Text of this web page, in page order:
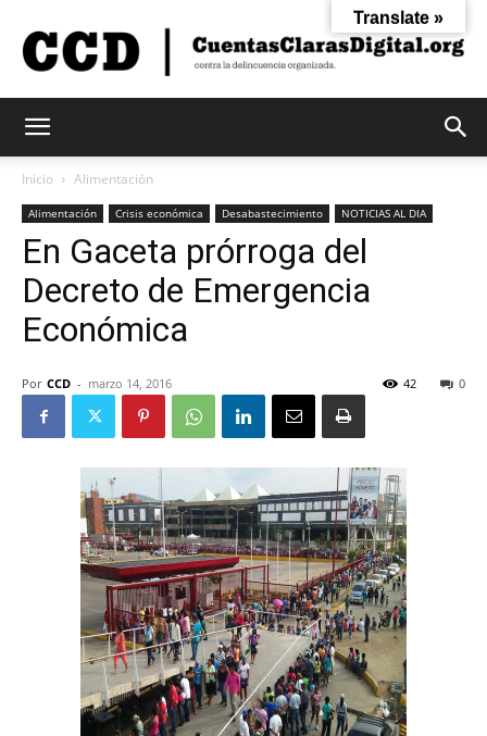
Claras
Inicio Alimentación
Alimentación Crisis económica Desabastecimiento NOTICIAS AL DIA
En Gaceta prórroga del
Decreto de Emergencia
Económica
Por CCD - marzo 14, 2016 0
42
Translate »